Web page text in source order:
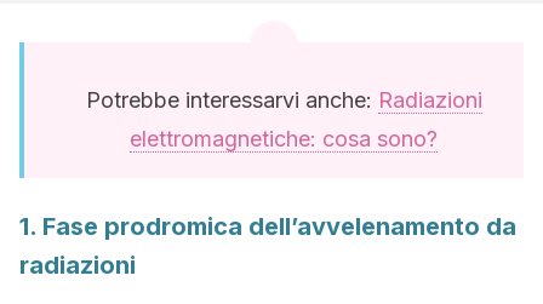
Potrebbe interessarvi anche: Radiazioni
elettromagnetiche: cosa sono?
1. Fase prodromica dell’avvelenamento da
radiazioni